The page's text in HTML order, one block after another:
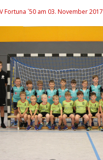
Fortuna ´50 am 03. November 2017